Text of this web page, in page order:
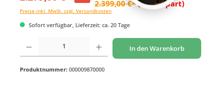
2.399,00 €* (5% gespart)
Preise inkl. MwSt. zzgl. Versandkosten
Sofort verfügbar, Lieferzeit: ca. 20 Tage
Produkt Anzahl: Gib den gewünschten Wert ein oder benutze die Schaltflächen um
In den Warenkorb
Produktnummer: 000009870000